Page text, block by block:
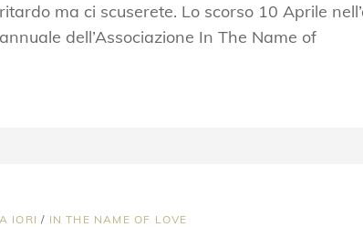
ma ci scuserete. Lo scorso 10 Aprile
dell’Associazione In The Name of
IORI / IN THE NAME OF LOVE